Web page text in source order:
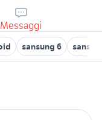
Messaggi
sansung 6